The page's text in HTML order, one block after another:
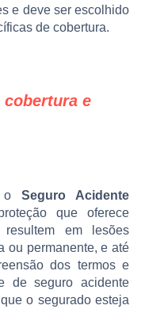
e deve ser escolhido
de cobertura.
cobertura e
o Seguro Acidente
que oferece
em lesões
ou permanente, e até
dos termos e
de seguro acidente
o segurado esteja